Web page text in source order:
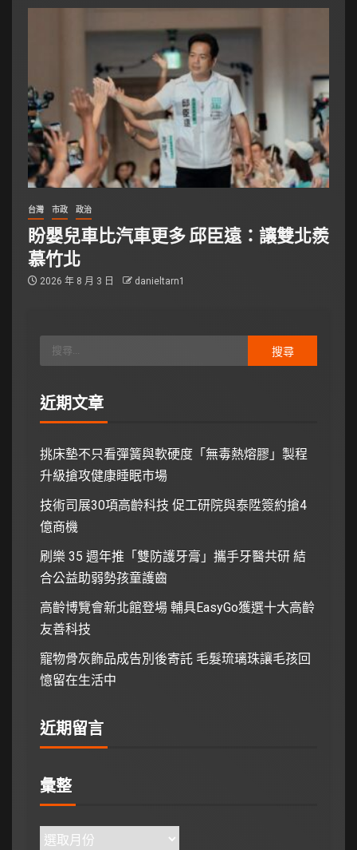
台灣 市政 政治
盼嬰兒車比汽車更多 邱臣遠：讓雙北羨
慕竹北
2026 年 8 月 3 日 danieltarn1
近期文章
挑床墊不只看彈簧與軟硬度「無毒熱熔膠」製程
升級搶攻健康睡眠市場
技術司展30項高齡科技 促工研院與泰陞簽約搶4
億商機
刷樂 35 週年推「雙防護牙膏」攜手牙醫共研 結
合公益助弱勢孩童護齒
高齡博覽會新北館登場 輔具EasyGo獲選十大高齡
友善科技
寵物骨灰飾品成告別後寄託 毛髮琉璃珠讓毛孩回
憶留在生活中
近期留言
彙整